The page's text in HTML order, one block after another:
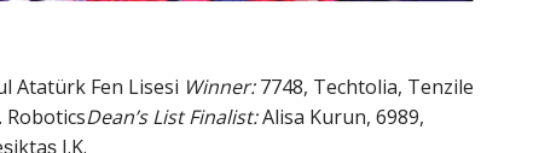
Atatürk Fen Lisesi Winner:7748, Techtolia, Tenzile
RoboticsDean’s List Finalist:Alisa Kurun, 6989,
J.K.